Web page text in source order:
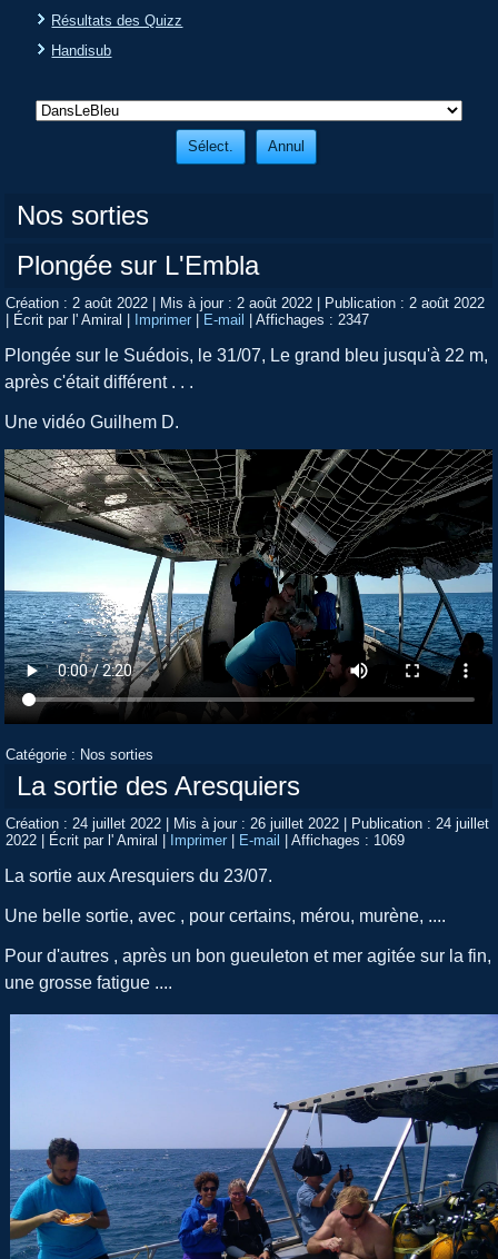
Résultats des Quizz
Handisub
Nos sorties
Plongée sur L'Embla
Création : 2 août 2022 | Mis à jour : 2 août 2022 | Publication : 2 août 2022
| Écrit par l' Amiral | Imprimer | E-mail |Affichages : 2347
Plongée sur le Suédois, le 31/07, Le grand bleu jusqu'à 22 m,
après c'était différent . . .
Une vidéo Guilhem D.
Catégorie : Nos sorties
La sortie des Aresquiers
Création : 24 juillet 2022 | Mis à jour : 26 juillet 2022 | Publication : 24 juillet
2022 | Écrit par l' Amiral | Imprimer | E-mail |Affichages : 1069
La sortie aux Aresquiers du 23/07.
Une belle sortie, avec , pour certains, mérou, murène, ....
Pour d'autres , après un bon gueuleton et mer agitée sur la fin,
une grosse fatigue ....